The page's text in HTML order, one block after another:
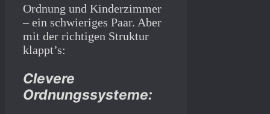
Ordnung und Kinderzimmer
– ein schwieriges Paar. Aber
mit der richtigen Struktur
klappt’s:
Clevere
Ordnungssysteme: